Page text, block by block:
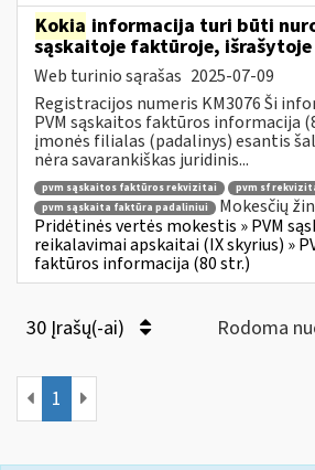
Kokia informacija turi būti
sąskaitoje faktūroje, išrašytoje
Web turinio sąrašas 2025-07-09
Registracijos numeris KM3076 Ši
PVM sąskaitos faktūros informacija
įmonės filialas (padalinys) esantis
nėra savarankiškas juridinis...
pvm sąskaitos faktūros rekvizitai pvm sf
pvm sąskaita faktūra padaliniui
Mokesčių
Pridėtinės vertės mokestis » PVM
reikalavimai apskaitai (IX skyrius) »
faktūros informacija (80 str.)
30 Įrašų(-ai) Rodoma
1